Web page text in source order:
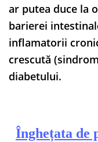
ar putea duce la
barierei
inflamatorii
crescută
diabetului.
Înghețata de